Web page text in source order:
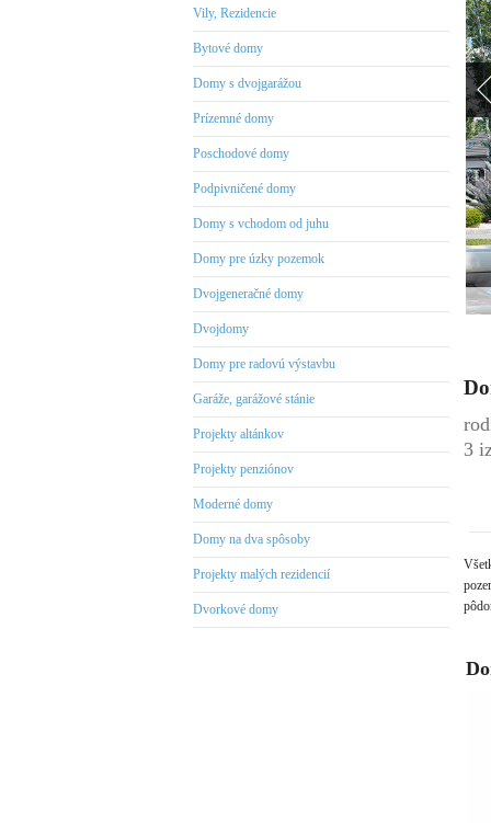
Vily, Rezidencie
Bytové domy
Domy s dvojgarážou
Prízemné domy
Poschodové domy
Podpivničené domy
Domy s vchodom od juhu
Domy pre úzky pozemok
Dvojgeneračné domy
Dvojdomy
Domy pre radovú výstavbu
Garáže, garážové stánie
Projekty altánkov
Projekty penziónov
Moderné domy
Domy na dva spôsoby
Projekty malých rezidencií
Dvorkové domy
3